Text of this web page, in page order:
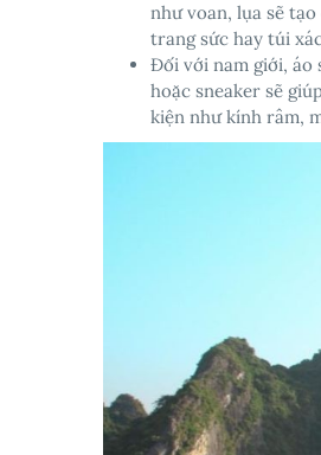
như voan, lụa sẽ
trang sức hay túi
Đối với nam giới, áo
hoặc sneaker sẽ
kiện như kính râm,